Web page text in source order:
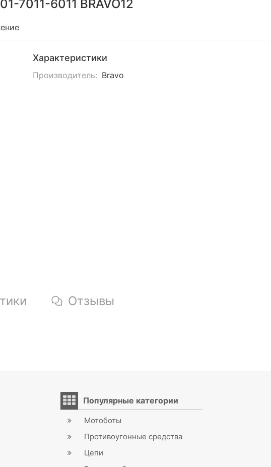
7011-6011 BRAVO12
Характеристики
Производитель: Bravo
Отзывы
Популярные категории
Мотоботы
Противоугонные средства
Цепи